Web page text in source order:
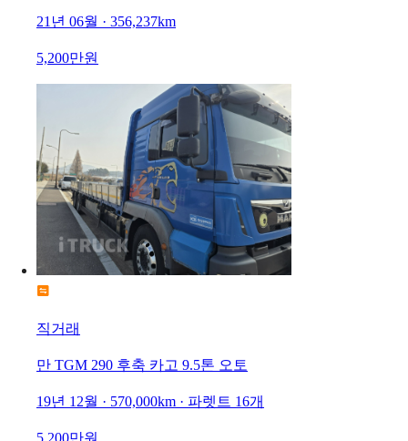
21년 06월 · 356,237km
5,200만원
직거래
만 TGM 290 후축 카고 9.5톤 오토
19년 12월 · 570,000km · 파렛트 16개
5,200만원